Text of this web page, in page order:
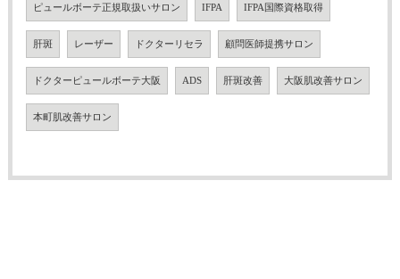
ピュールボーテ正規取扱いサロン IFPA IFPA国際資格取得
肝斑 レーザー ドクターリセラ 顧問医師提携サロン
ドクターピュールボーテ大阪 ADS 肝斑改善 大阪肌改善サロン
本町肌改善サロン